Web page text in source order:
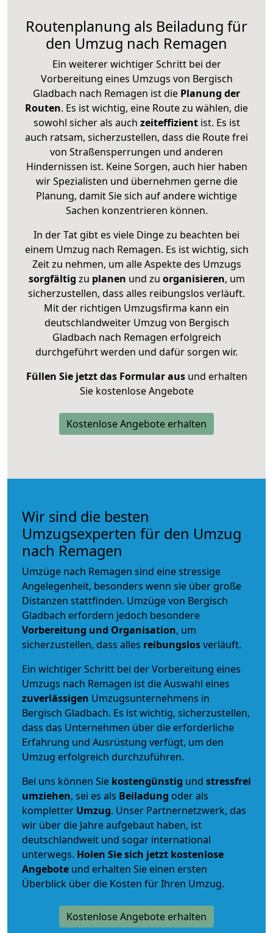
Routenplanung als Beiladung für
den Umzug nach Remagen
Ein weiterer wichtiger Schritt bei der
Vorbereitung eines Umzugs von Bergisch
Gladbach nach Remagen ist die Planung der
Routen. Es ist wichtig, eine Route zu wählen, die
sowohl sicher als auch zeiteffizientist. Es ist
auch ratsam, sicherzustellen, dass die Route frei
von Straßensperrungen und anderen
Hindernissen ist. Keine Sorgen, auch hier haben
wir Spezialisten und übernehmen gerne die
Planung, damit Sie sich auf andere wichtige
Sachen konzentrieren können.
In der Tat gibt es viele Dinge zu beachten bei
einem Umzug nach Remagen. Es ist wichtig, sich
Zeit zu nehmen, um alle Aspekte des Umzugs
sorgfältig zu planen und zu organisieren, um
sicherzustellen, dass alles reibungslos verläuft.
Mit der richtigen Umzugsfirma kann ein
deutschlandweiter Umzug von Bergisch
Gladbach nach Remagen erfolgreich
durchgeführt werden und dafür sorgen wir.
Füllen Sie jetzt das Formular ausund erhalten
Sie kostenlose Angebote
Kostenlose Angebote erhalten
Wir sind die besten
Umzugsexperten für den Umzug
nach Remagen
Umzüge nach Remagen sind eine stressige
Angelegenheit, besonders wenn sie über große
Distanzen stattfinden. Umzüge von Bergisch
Gladbach erfordern jedoch besondere
Vorbereitung und Organisation, um
sicherzustellen, dass alles reibungslosverläuft.
Ein wichtiger Schritt bei der Vorbereitung eines
Umzugs nach Remagen ist die Auswahl eines
zuverlässigen Umzugsunternehmens in
Bergisch Gladbach. Es ist wichtig, sicherzustellen,
dass das Unternehmen über die erforderliche
Erfahrung und Ausrüstung verfügt, um den
Umzug erfolgreich durchzuführen.
Bei uns können Sie kostengünstig und stressfrei
umziehen, sei es als Beiladung oder als
kompletter Umzug. Unser Partnernetzwerk, das
wir über die Jahre aufgebaut haben, ist
deutschlandweit und sogar international
unterwegs. Holen Sie sich jetzt kostenlose
Angebote und erhalten Sie einen ersten
Überblick über die Kosten für Ihren Umzug.
Kostenlose Angebote erhalten